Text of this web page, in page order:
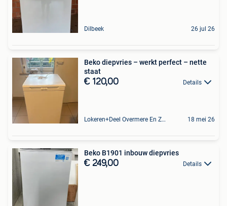
Dilbeek 26 jul 26
Beko diepvries – werkt perfect – nette
staat
€ 120,00 Details
Lokeren+Deel Overmere En Zele 18 mei 26
Beko B1901 inbouw diepvries
€ 249,00 Details